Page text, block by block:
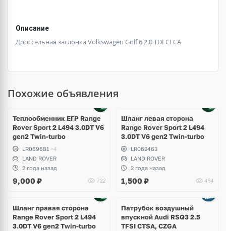
Описание
Дроссельная заслонка Volkswagen Golf 6 2.0 TDI CLCA
Похожие объявления
Теплообменник ЕГР Range
Rover Sport 2 L494 3.0DT V6
gen2 Twin-turbo
LR069681 +4
LAND ROVER
2 года назад
9,000 ₽ 722
Шланг левая сторона
Range Rover Sport 2 L494
3.0DT V6 gen2 Twin-turbo
LR062463
LAND ROVER
2 года назад
1,500 ₽ 494
Шланг правая сторона
Range Rover Sport 2 L494
3.0DT V6 gen2 Twin-turbo
Патрубок воздушный
впускной Audi RSQ3 2.5
TFSI CTSA, CZGA